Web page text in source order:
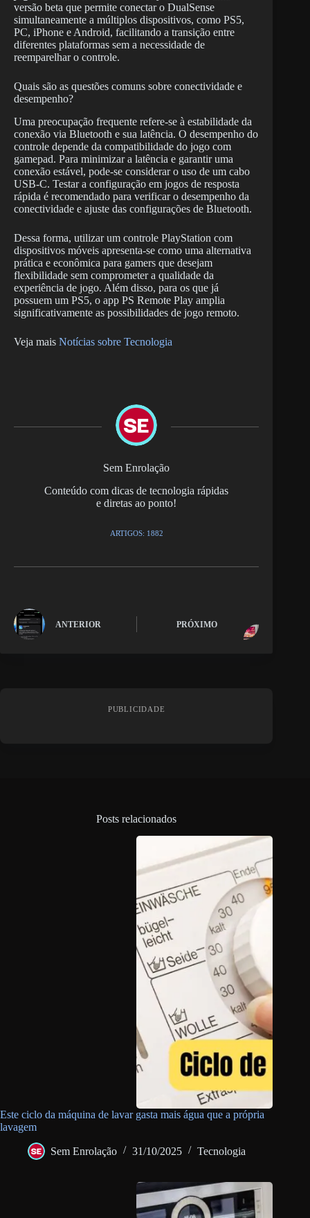
versão beta que permite conectar o DualSense
simultaneamente a múltiplos dispositivos, como PS5,
PC, iPhone e Android, facilitando a transição entre
diferentes plataformas sem a necessidade de
reemparelhar o controle.
Quais são as questões comuns sobre conectividade e
desempenho?
Uma preocupação frequente refere-se à estabilidade da
conexão via Bluetooth e sua latência. O desempenho do
controle depende da compatibilidade do jogo com
gamepad. Para minimizar a latência e garantir uma
conexão estável, pode-se considerar o uso de um cabo
USB-C. Testar a configuração em jogos de resposta
rápida é recomendado para verificar o desempenho da
conectividade e ajuste das configurações de Bluetooth.
Dessa forma, utilizar um controle PlayStation com
dispositivos móveis apresenta-se como uma alternativa
prática e econômica para gamers que desejam
flexibilidade sem comprometer a qualidade da
experiência de jogo. Além disso, para os que já
possuem um PS5, o app PS Remote Play amplia
significativamente as possibilidades de jogo remoto.
Veja mais Notícias sobre Tecnologia
Sem Enrolação
Conteúdo com dicas de tecnologia rápidas
e diretas ao ponto!
ARTIGOS: 1882
ANTERIOR PRÓXIMO
PUBLICIDADE
Posts relacionados
Este ciclo da máquina de lavar gasta mais água que a própria
lavagem
Sem Enrolação 31/10/2025 Tecnologia